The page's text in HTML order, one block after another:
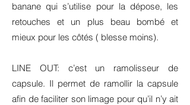
banane qui s’utilise pour la dépose, les
retouches et un plus beau bombé et
mieux pour les côtés ( blesse moins).
LINE OUT: c’est un ramolisseur de
capsule. Il permet de ramollir la capsule
afin de faciliter son limage pour qu’il n’y ait